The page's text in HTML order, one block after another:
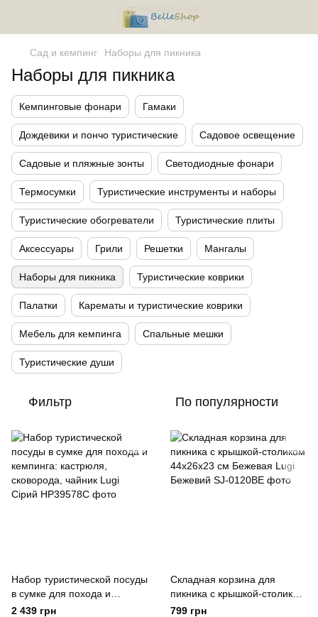
Сад и кемпинг Наборы для пикника
Наборы для пикника
Кемпинговые фонари Гамаки
Дождевики и пончо туристические Садовое освещение
Садовые и пляжные зонты Светодиодные фонари
Термосумки Туристические инструменты и наборы
Туристические обогреватели Туристические плиты
Аксессуары Грили Решетки Мангалы
Наборы для пикника Туристические коврики
Палатки Карематы и туристические коврики
Мебель для кемпинга Спальные мешки
Туристические души
Фильтр По популярности
Набор туристической посуды
в сумке для похода и
кемпинга: кастрюля,
2 439 грн
Складная корзина для
пикника с крышкой-столиком
44х26х23 см Бежевая Lugi
799 грн